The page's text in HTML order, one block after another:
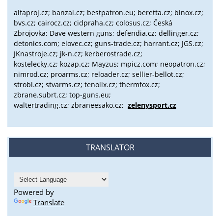
alfaproj.cz; banzai.cz; bestpatron.eu; beretta.cz; binox.cz;
bvs.cz; cairocz.cz; cidpraha.cz; colosus.cz; Česká
Zbrojovka; Dave western guns; defendia.cz; dellinger.cz;
detonics.com; elovec.cz; guns-trade.cz; harrant.cz; JGS.cz;
JKnastroje.cz; jk-n.cz; kerberostrade.cz;
kostelecky.cz; kozap.cz; Mayzus; mpicz.com; neopatron.cz;
nimrod.cz; proarms.cz; reloader.cz; sellier-bellot.cz;
strobl.cz; stvarms.cz; tenolix.cz; thermfox.cz;
zbrane.subrt.cz; top-guns.eu;
waltertrading.cz; zbraneesako.cz; zelenysport.cz
TRANSLATOR
Powered by
Translate